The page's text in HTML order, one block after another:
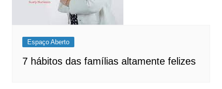
Espaço Aberto
7 hábitos das famílias altamente felizes